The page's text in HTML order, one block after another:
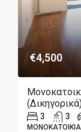
€4,500
3 3
ΜΟΝΟΚΑΤΟΙΚΊΑ